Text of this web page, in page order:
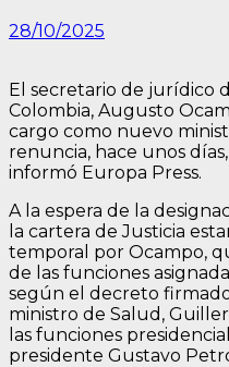
28/10/2025
El secretario de jurídico
Colombia, Augusto
cargo como nuevo
renuncia, hace unos
informó Europa Press.
A la espera de la
la cartera de Justicia
temporal por Ocampo,
de las funciones
según el decreto
ministro de Salud,
las funciones
presidente Gustavo